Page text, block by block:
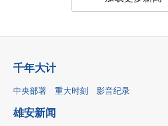
千年大计
中央部署 重大时刻 影音纪录
雄安新闻